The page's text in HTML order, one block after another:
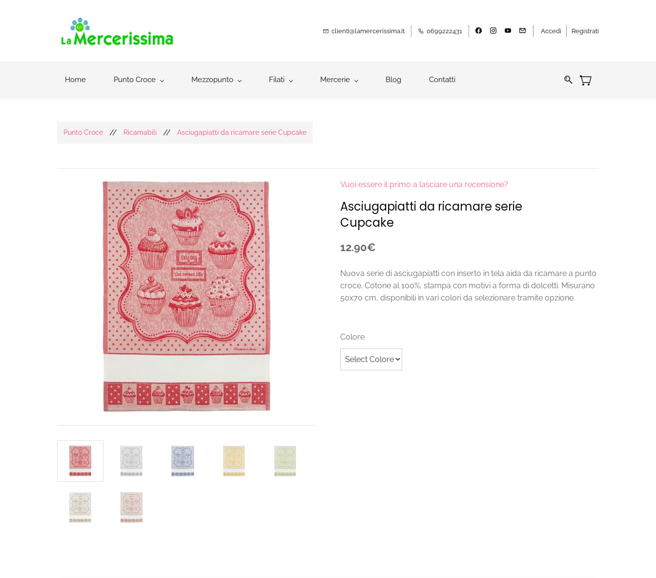
clienti@lamercerissima.it 0699222431 Accedi Registrati
Home Punto Croce Mezzopunto Filati Mercerie Blog Contatti
Punto Croce // Ricamabili // Asciugapiatti da ricamare serie Cupcake
Vuoi essere il primo a lasciare una recensione?
Asciugapiatti da ricamare serie
Cupcake
12.90€
Nuova serie di asciugapiatti con inserto in tela aida da ricamare a punto
croce. Cotone al 100%, stampa con motivi a forma di dolcetti. Misurano
50x70 cm, disponibili in vari colori da selezionare tramite opzione.
Colore